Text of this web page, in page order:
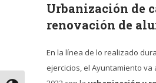
Urbanización de
renovación de
En la línea de lo realizado
ejercicios, el Ayuntamiento va